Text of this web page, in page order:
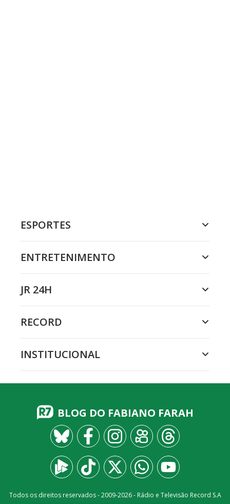
ESPORTES
ENTRETENIMENTO
JR 24H
RECORD
INSTITUCIONAL
BLOG DO FABIANO FARAH
Todos os direitos reservados - 2009-2026- Rádio e Televisão Record S.A